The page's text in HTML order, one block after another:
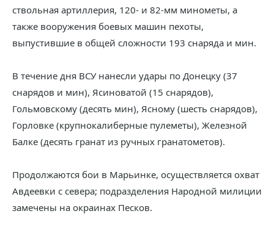
ствольная артиллерия, 120- и 82-мм минометы, а
также вооружения боевых машин пехоты,
выпустившие в общей сложности 193 снаряда и мин.
В течение дня ВСУ нанесли удары по Донецку (37
снарядов и мин), Ясиноватой (15 снарядов),
Гольмовскому (десять мин), Ясному (шесть снарядов),
Горловке (крупнокалиберные пулеметы), Железной
Балке (десять гранат из ручных гранатометов).
Продолжаются бои в Марьинке, осуществляется охват
Авдеевки с севера; подразделения Народной милиции
замечены на окраинах Песков.